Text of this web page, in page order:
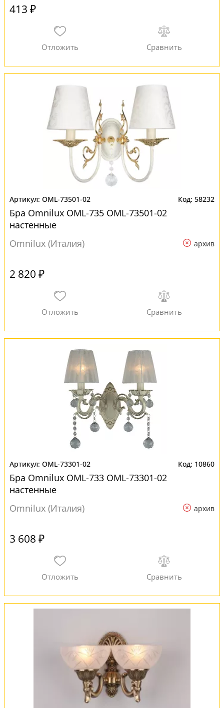
413 ₽
OML-73501-02 58232
Бра Omnilux OML-735 OML-73501-02
настенные
Omnilux (Италия)
архив
2 820 ₽
OML-73301-02 10860
Бра Omnilux OML-733 OML-73301-02
настенные
Omnilux (Италия)
архив
3 608 ₽